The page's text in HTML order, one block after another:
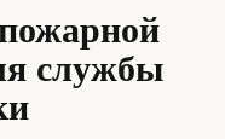
службы